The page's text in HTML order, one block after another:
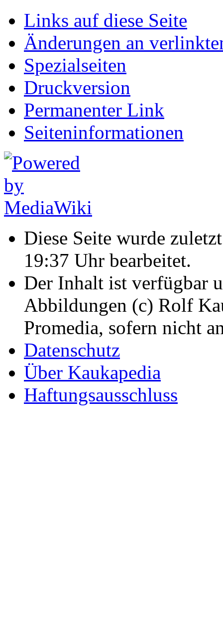
Links auf diese Seite
Änderungen an
Spezialseiten
Druckversion
Permanenter Link
Seiten­informationen
Diese Seite wurde
19:37 Uhr bearbeitet.
Der Inhalt ist verfügbar
Abbildungen (c) Rolf
Promedia, sofern nicht
Datenschutz
Über Kaukapedia
Haftungsausschluss